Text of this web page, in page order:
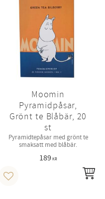
Moomin
Pyramidpåsar,
Grönt te Blåbär, 20
st
Pyramidtepåsar med grönt te
smaksatt med blåbär.
189KR
Lägg till i favoriter